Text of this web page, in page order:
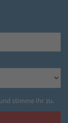
stimme ihr zu.